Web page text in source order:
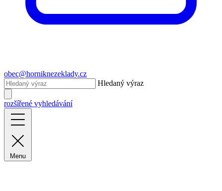
obec@horniknezeklady.cz
Hledaný výraz
rozšířené vyhledávání
Menu